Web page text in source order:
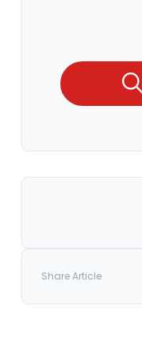
Share Article